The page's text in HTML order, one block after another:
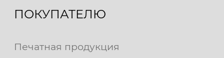
ПОКУПАТЕЛЮ
Печатная продукция